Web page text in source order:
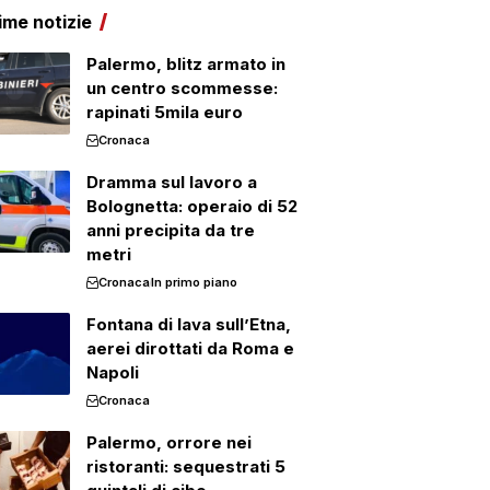
notizie
Palermo, blitz armato in
un centro scommesse:
rapinati 5mila euro
Cronaca
Dramma sul lavoro a
Bolognetta: operaio di 52
anni precipita da tre
metri
CronacaIn primo piano
Fontana di lava sull’Etna,
aerei dirottati da Roma e
Napoli
Cronaca
Palermo, orrore nei
ristoranti: sequestrati 5